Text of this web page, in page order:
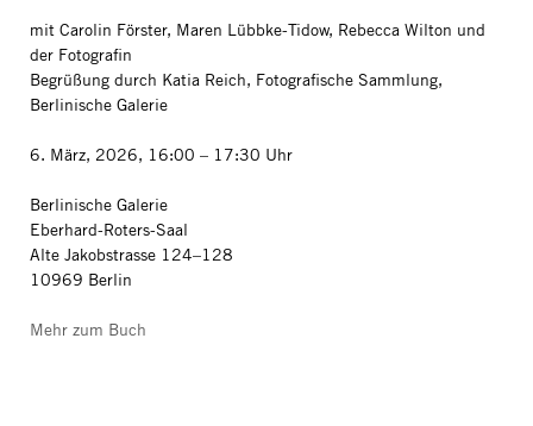
mit Carolin Förster, Maren Lübbke-Tidow, Rebecca Wilton und
der Fotografin
Begrüßung durch Katia Reich, Fotografische Sammlung,
Berlinische Galerie
6. März, 2026, 16:00 – 17:30 Uhr
Berlinische Galerie
Eberhard-Roters-Saal
Alte Jakobstrasse 124–128
10969 Berlin
Mehr zum Buch